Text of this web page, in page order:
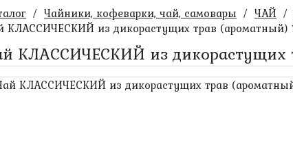
/ Чайники, кофеварки, чай, самовары / ЧАЙ /
КЛАССИЧЕСКИЙ из дикорастущих трав (ароматный)
КЛАССИЧЕСКИЙ из дикорастущих